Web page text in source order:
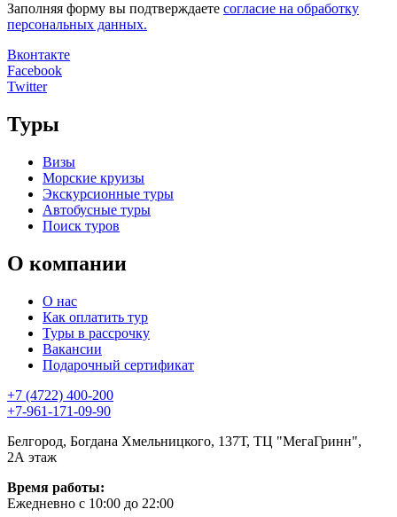
Заполняя форму вы подтверждаете согласие на обработку
персональных данных.
Вконтакте
Facebook
Twitter
Туры
Визы
Морские круизы
Экскурсионные туры
Автобусные туры
Поиск туров
О компании
О нас
Как оплатить тур
Туры в рассрочку
Вакансии
Подарочный сертификат
+7 (4722) 400-200
+7-961-171-09-90
Белгород, Богдана Хмельницкого, 137Т, ТЦ "МегаГринн",
2А этаж
Время работы:
Ежедневно с 10:00 до 22:00